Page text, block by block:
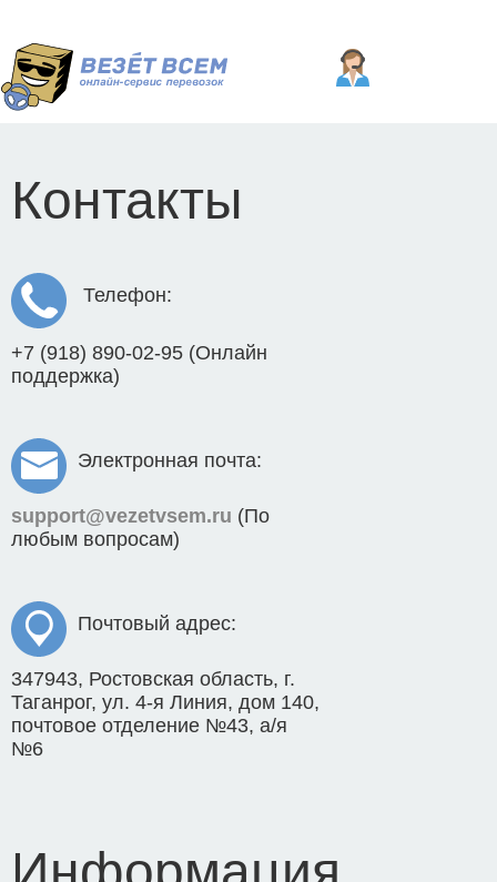
Контакты
Телефон:
+7 (918) 890-02-95 (Онлайн
поддержка)
Электронная почта:
support@vezetvsem.ru (По
любым вопросам)
Почтовый адрес:
347943, Ростовская область, г.
Таганрог, ул. 4-я Линия, дом 140,
почтовое отделение №43, а/я
№6